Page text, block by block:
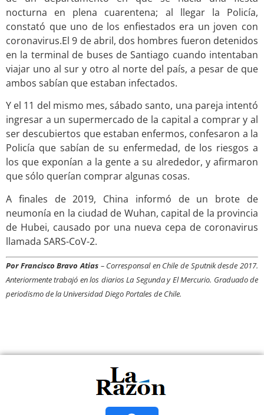
nocturna en plena cuarentena; al llegar la Policía,
constató que uno de los enfiestados era un joven con
coronavirus.El 9 de abril, dos hombres fueron detenidos
en la terminal de buses de Santiago cuando intentaban
viajar uno al sur y otro al norte del país, a pesar de que
ambos sabían que estaban infectados.
Y el 11 del mismo mes, sábado santo, una pareja intentó
ingresar a un supermercado de la capital a comprar y al
ser descubiertos que estaban enfermos, confesaron a la
Policía que sabían de su enfermedad, de los riesgos a
los que exponían a la gente a su alrededor, y afirmaron
que sólo querían comprar algunas cosas.
A finales de 2019, China informó de un brote de
neumonía en la ciudad de Wuhan, capital de la provincia
de Hubei, causado por una nueva cepa de coronavirus
llamada SARS-CoV-2.
Por Francisco Bravo Atias– Corresponsal en Chile de Sputnik desde 2017.
Anteriormente trabajó en los diarios La Segunda y El Mercurio. Graduado de
periodismo de la Universidad Diego Portales de Chile.